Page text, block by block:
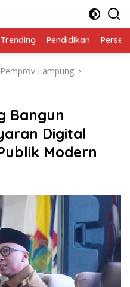
Trending Pendidikan
Pemprov Lampung
Bangun
Digital
Modern